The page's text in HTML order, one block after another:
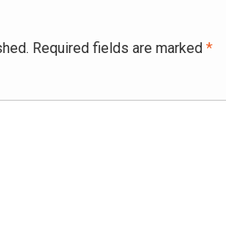
Required fields are marked *